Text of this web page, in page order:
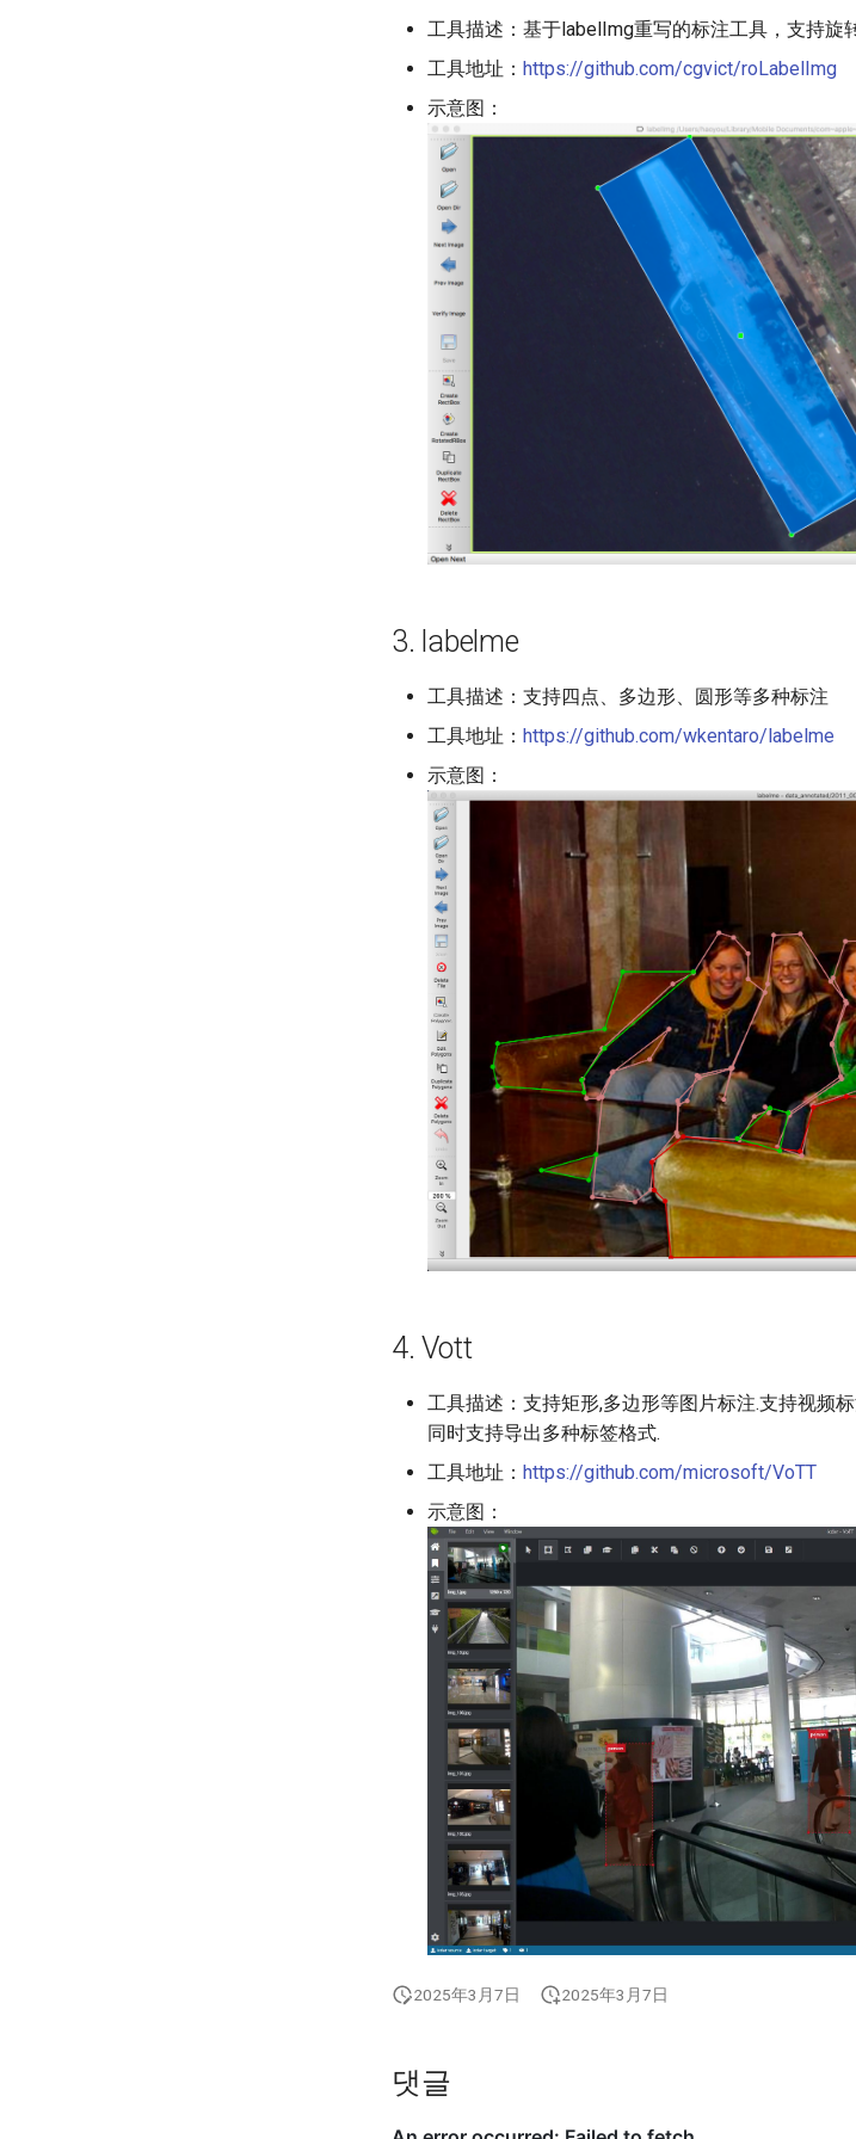
工具描述：基于labelImg重写的标注工具，支持旋
工具地址： https://github.com/cgvict/roLabelImg
示意图：
3. labelme
工具描述：支持四点、多边形、圆形等多种标注
工具地址： https://github.com/wkentaro/labelme
示意图：
4. Vott
工具描述：支持矩形,多边形等图片标注.支持视频
同时支持导出多种标签格式.
工具地址： https://github.com/microsoft/VoTT
示意图：
2025年3月7日 2025年3月7日
댓글